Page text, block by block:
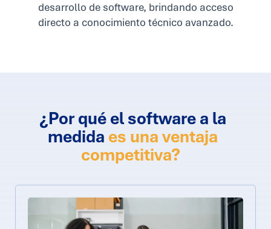
desarrollo de software, brindando acceso
directo a conocimiento técnico avanzado.
¿Por qué el software a la
medida es una ventaja
competitiva?